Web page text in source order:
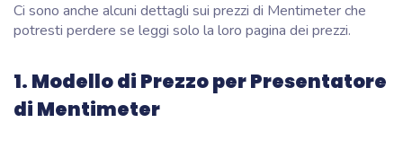
Ci sono anche alcuni dettagli sui prezzi di Mentimeter che
potresti perdere se leggi solo la loro pagina dei prezzi.
1. Modello di Prezzo per Presentatore
di Mentimeter